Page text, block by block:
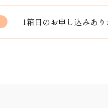
1箱目のお申し込みあり